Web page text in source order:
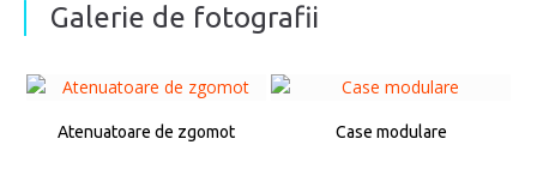
Galerie de fotografii
Atenuatoare de zgomot Case modulare